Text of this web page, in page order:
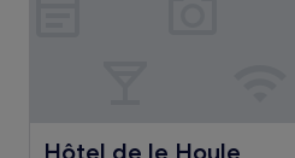
Hôtel de le Houle
Hôtel de le Houle